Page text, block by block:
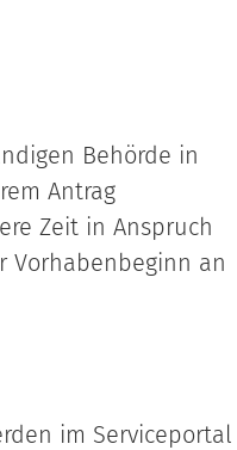
Behörde in
Antrag
Zeit in Anspruch
Vorhabenbeginn an
im Serviceportal